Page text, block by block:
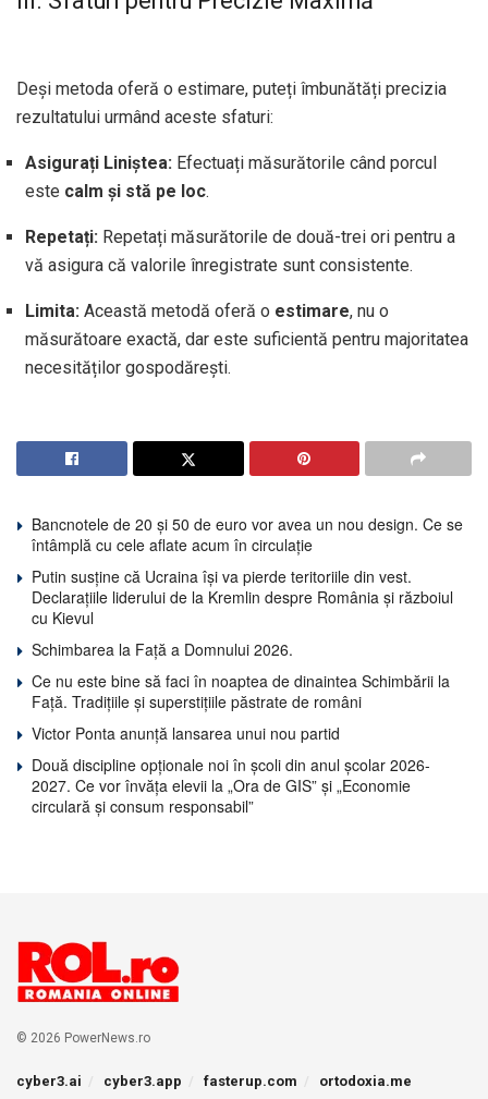
Deși metoda oferă o estimare, puteți îmbunătăți precizia
rezultatului urmând aceste sfaturi:
Asigurați Liniștea: Efectuați măsurătorile când porcul
este calm și stă pe loc.
Repetați: Repetați măsurătorile de două-trei ori pentru a
vă asigura că valorile înregistrate sunt consistente.
Limita: Această metodă oferă o estimare, nu o
măsurătoare exactă, dar este suficientă pentru majoritatea
necesităților gospodărești.
Bancnotele de 20 și 50 de euro vor avea un nou design. Ce se
întâmplă cu cele aflate acum în circulație
Putin susține că Ucraina își va pierde teritoriile din vest.
Declarațiile liderului de la Kremlin despre România și războiul
cu Kievul
Schimbarea la Față a Domnului 2026.
Ce nu este bine să faci în noaptea de dinaintea Schimbării la
Față. Tradițiile și superstițiile păstrate de români
Victor Ponta anunță lansarea unui nou partid
Două discipline opționale noi în școli din anul școlar 2026-
2027. Ce vor învăța elevii la „Ora de GIS” și „Economie
circulară și consum responsabil”
© 2026 PowerNews.ro
cyber3.ai cyber3.app fasterup.com ortodoxia.me